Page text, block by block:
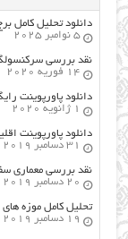
دانلود تحلیل کامل
5 نوامبر 2025
نقد بررسی
14 فوریه 2020
دانلود پاورپوینت
1 ژانویه 2020
دانلود پاورپوینت
31 دسامبر 2019
نقد بررسی معماری
20 دسامبر 2019
تحلیل کامل موزه
19 دسامبر 2019